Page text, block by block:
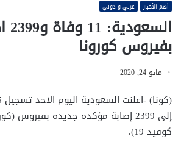
أهم الأخبار عربي و دولي
بفيروس كورونا
مايو 24, 2020
إلى 2399 إصابة مؤكدة جديدة بفيروس
كوفيد 19).